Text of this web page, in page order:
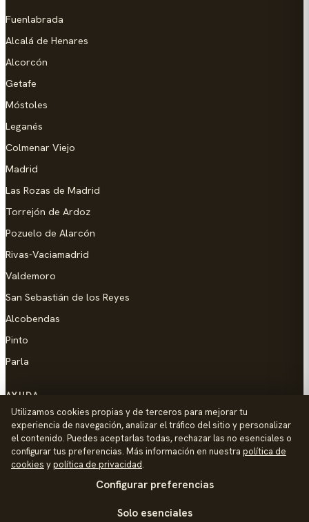
Fuenlabrada
Alcalá de Henares
Alcorcón
Getafe
Móstoles
Leganés
Colmenar Viejo
Madrid
Las Rozas de Madrid
Torrejón de Ardoz
Pozuelo de Alarcón
Rivas-Vaciamadrid
Valdemoro
San Sebastián de los Reyes
Alcobendas
Pinto
Parla
AYUDA
Añadir empresa
Contacto
Política de Privacidad
Utilizamos cookies propias y de terceros para mejorar tu
experiencia de navegación, analizar el tráfico del sitio y personalizar
el contenido. Puedes aceptarlas todas, rechazar las no esenciales o
configurar tus preferencias. Más información en nuestra política de
cookies ypolítica de privacidad.
Configurar preferencias
Solo esenciales